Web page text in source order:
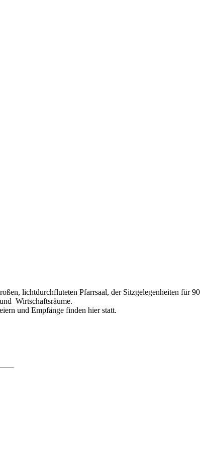
lichtdurchfluteten Pfarrsaal, der Sitzgelegenheiten für 90
Wirtschaftsräume.
und Empfänge finden hier statt.